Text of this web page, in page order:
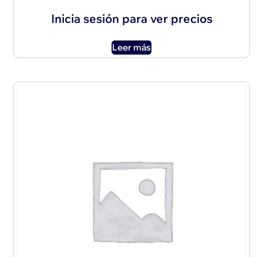
Inicia sesión para ver precios
Leer más